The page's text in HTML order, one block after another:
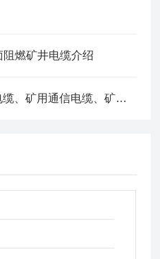
燃矿井电缆介绍
矿用橡套电缆、矿用控制电缆、矿用通信电缆、矿用电力电缆、矿用计算机电缆区别，看完不选错